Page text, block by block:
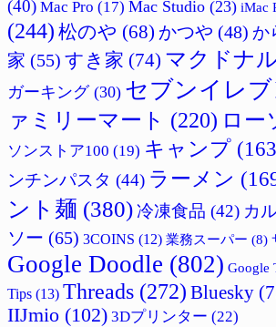
(40) Mac Pro (17) Mac Studio (23) iMac
(244) 松のや (68) かつや (48) か
家 (55) すき家 (74) マクドナ
ガーキング(30) セブンイレブ
ァミリーマート (220) ロー
ソンストア100 (19) キャンプ
ンチンパスタ (44) ラーメン
ント麺 (380)冷凍食品 (42) カ
ソー (65) 3COINS (12) 業務スーパー (8)
Google Doodle (802) Google
Tips (13) Threads (272) Bluesky
IIJmio (102) 3Dプリンター (22)